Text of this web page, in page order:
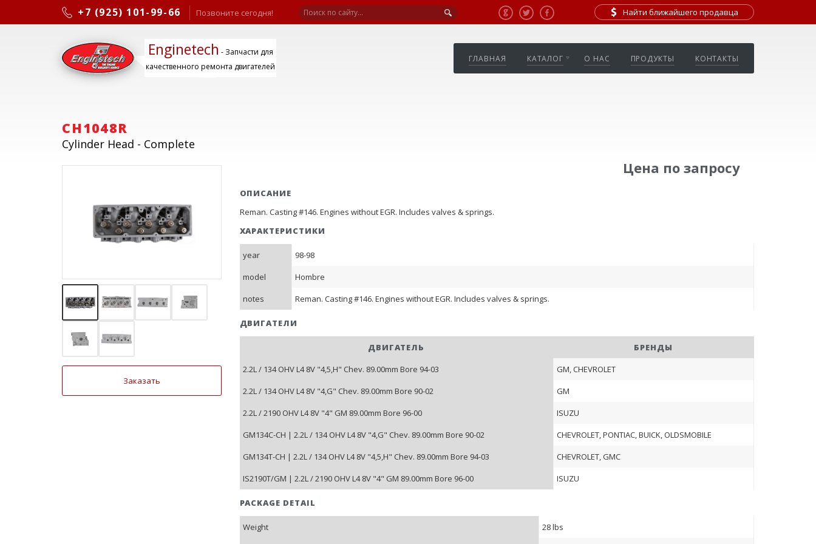
+7 (925) 101-99-66 Позвоните сегодня! Найти ближайшего продавца
Enginetech - Запчасти для
качественного ремонта двигателей
ГЛАВНАЯ КАТАЛОГ О НАС ПРОДУКТЫ КОНТАКТЫ
CH1048R
Cylinder Head - Complete
Заказать
Цена по запросу
ОПИСАНИЕ
Reman. Casting #146. Engines without EGR. Includes valves & springs.
ХАРАКТЕРИСТИКИ
year
98-98
model
Hombre
notes
Reman. Casting #146. Engines without EGR. Includes valves & springs.
ДВИГАТЕЛИ
ДВИГАТЕЛЬ
БРЕНДЫ
2.2L / 134 OHV L4 8V "4,5,H" Chev. 89.00mm Bore 94-03
GM, CHEVROLET
2.2L / 134 OHV L4 8V "4,G" Chev. 89.00mm Bore 90-02
GM
2.2L / 2190 OHV L4 8V "4" GM 89.00mm Bore 96-00
ISUZU
GM134C-CH | 2.2L / 134 OHV L4 8V "4,G" Chev. 89.00mm Bore 90-02
CHEVROLET, PONTIAC, BUICK, OLDSMOBILE
GM134T-CH | 2.2L / 134 OHV L4 8V "4,5,H" Chev. 89.00mm Bore 94-03
CHEVROLET, GMC
IS2190T/GM | 2.2L / 2190 OHV L4 8V "4" GM 89.00mm Bore 96-00
ISUZU
PACKAGE DETAIL
Weight
28 lbs